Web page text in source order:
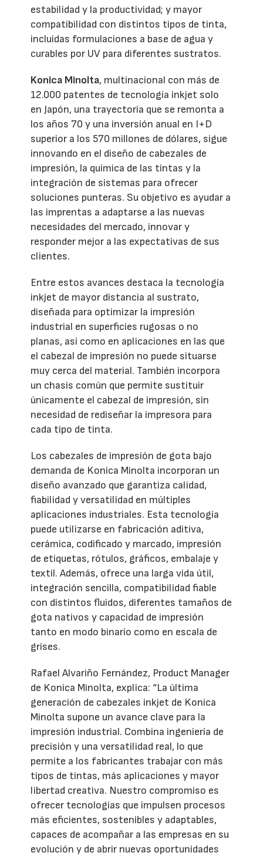
estabilidad y la productividad; y mayor
compatibilidad con distintos tipos de tinta,
incluidas formulaciones a base de agua y
curables por UV para diferentes sustratos.
Konica Minolta, multinacional con más de
12.000 patentes de tecnología inkjet solo
en Japón, una trayectoria que se remonta a
los años 70 y una inversión anual en I+D
superior a los 570 millones de dólares, sigue
innovando en el diseño de cabezales de
impresión, la química de las tintas y la
integración de sistemas para ofrecer
soluciones punteras. Su objetivo es ayudar a
las imprentas a adaptarse a las nuevas
necesidades del mercado, innovar y
responder mejor a las expectativas de sus
clientes.
Entre estos avances destaca la tecnología
inkjet de mayor distancia al sustrato,
diseñada para optimizar la impresión
industrial en superficies rugosas o no
planas, así como en aplicaciones en las que
el cabezal de impresión no puede situarse
muy cerca del material. También incorpora
un chasis común que permite sustituir
únicamente el cabezal de impresión, sin
necesidad de rediseñar la impresora para
cada tipo de tinta.
Los cabezales de impresión de gota bajo
demanda de Konica Minolta incorporan un
diseño avanzado que garantiza calidad,
fiabilidad y versatilidad en múltiples
aplicaciones industriales. Esta tecnología
puede utilizarse en fabricación aditiva,
cerámica, codificado y marcado, impresión
de etiquetas, rótulos, gráficos, embalaje y
textil. Además, ofrece una larga vida útil,
integración sencilla, compatibilidad fiable
con distintos fluidos, diferentes tamaños de
gota nativos y capacidad de impresión
tanto en modo binario como en escala de
grises.
Rafael Alvariño Fernández, Product Manager
de Konica Minolta, explica: “La última
generación de cabezales inkjet de Konica
Minolta supone un avance clave para la
impresión industrial. Combina ingeniería de
precisión y una versatilidad real, lo que
permite a los fabricantes trabajar con más
tipos de tintas, más aplicaciones y mayor
libertad creativa. Nuestro compromiso es
ofrecer tecnologías que impulsen procesos
más eficientes, sostenibles y adaptables,
capaces de acompañar a las empresas en su
evolución y de abrir nuevas oportunidades